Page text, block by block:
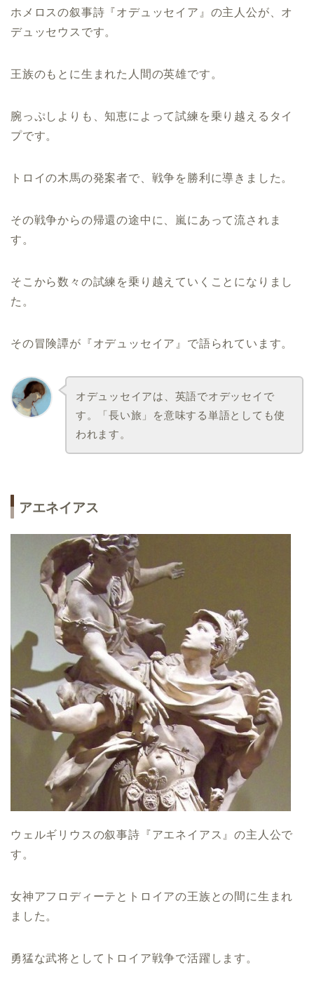
ホメロスの叙事詩『オデュッセイア』の主人公が、オ
デュッセウスです。
王族のもとに生まれた人間の英雄です。
腕っぷしよりも、知恵によって試練を乗り越えるタイ
プです。
トロイの木馬の発案者で、戦争を勝利に導きました。
その戦争からの帰還の途中に、嵐にあって流されま
す。
そこから数々の試練を乗り越えていくことになりまし
た。
その冒険譚が『オデュッセイア』で語られています。
オデュッセイアは、英語でオデッセイで
す。「長い旅」を意味する単語としても使
われます。
アエネイアス
ウェルギリウスの叙事詩『アエネイアス』の主人公で
す。
女神アフロディーテとトロイアの王族との間に生まれ
ました。
勇猛な武将としてトロイア戦争で活躍します。